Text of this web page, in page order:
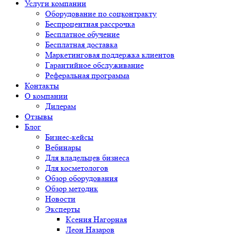
Услуги компании
Оборудование по соцконтракту
Беспроцентная рассрочка
Бесплатное обучение
Бесплатная доставка
Маркетинговая поддержка клиентов
Гарантийное обслуживание
Реферальная программа
Контакты
О компании
Дилерам
Отзывы
Блог
Бизнес-кейсы
Вебинары
Для владельцев бизнеса
Для косметологов
Обзор оборудования
Обзор методик
Новости
Эксперты
Ксения Нагорная
Леон Назаров